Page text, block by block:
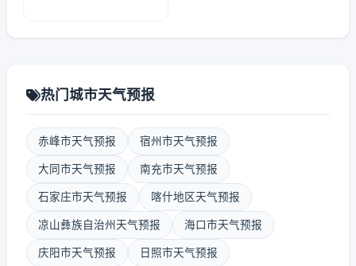
热门城市天气预报
赤峰市天气预报 宿州市天气预报
大同市天气预报 南充市天气预报
石家庄市天气预报 喀什地区天气预报
凉山彝族自治州天气预报 海口市天气预报
庆阳市天气预报 日照市天气预报